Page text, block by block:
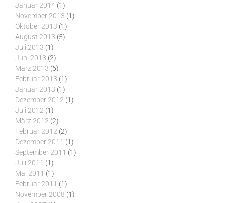
Januar 2014 (1)
November 2013 (1)
Oktober 2013 (1)
August 2013 (5)
Juli 2013 (1)
Juni 2013 (2)
März 2013 (6)
Februar 2013 (1)
Januar 2013 (1)
Dezember 2012 (1)
Juli 2012 (1)
März 2012 (2)
Februar 2012 (2)
Dezember 2011 (1)
September 2011 (1)
Juli 2011 (1)
Mai 2011 (1)
Februar 2011 (1)
November 2008 (1)